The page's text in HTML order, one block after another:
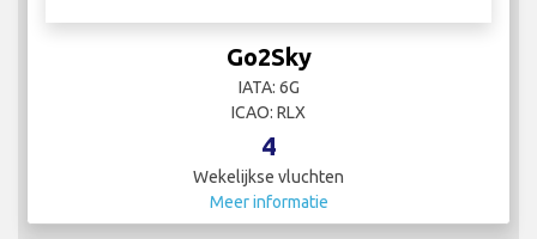
Go2Sky
IATA: 6G
ICAO: RLX
4
Wekelijkse vluchten
Meer informatie